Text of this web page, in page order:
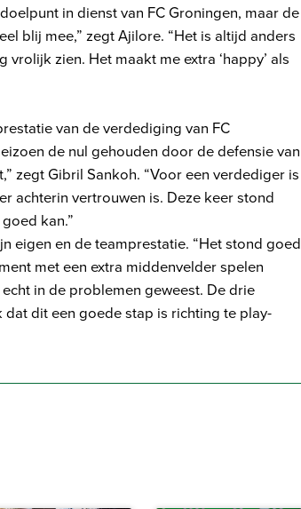
in dienst van FC Groningen, maar de
blij mee,” zegt Ajilore. “Het is altijd anders
zien. Het maakt me extra ‘happy’ als
van de verdediging van FC
de nul gehouden door de defensie van
zegt Gibril Sankoh. “Voor een verdediger is
achterin vertrouwen is. Deze keer stond
kan.”
eigen en de teamprestatie. “Het stond goed
met een extra middenvelder spelen
in de problemen geweest. De drie
dit een goede stap is richting te play-